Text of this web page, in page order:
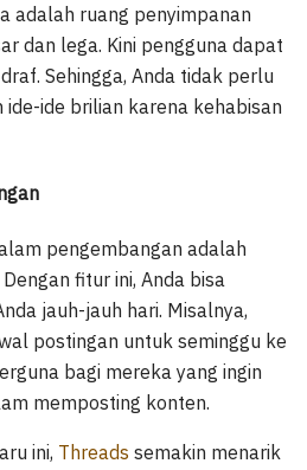
adalah ruang penyimpanan
dan lega. Kini pengguna dapat
Sehingga, Anda tidak perlu
ide brilian karena kehabisan
pengembangan adalah
fitur ini, Anda bisa
jauh-jauh hari. Misalnya,
postingan untuk seminggu ke
bagi mereka yang ingin
memposting konten.
ini, Threads semakin menarik